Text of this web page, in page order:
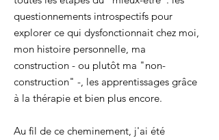
questionnements introspectifs pour
explorer ce qui dysfonctionnait chez moi,
mon histoire personnelle, ma
construction - ou plutôt ma "non-
construction" -, les apprentissages grâce
à la thérapie et bien plus encore.
Au fil de ce cheminement, j'ai été